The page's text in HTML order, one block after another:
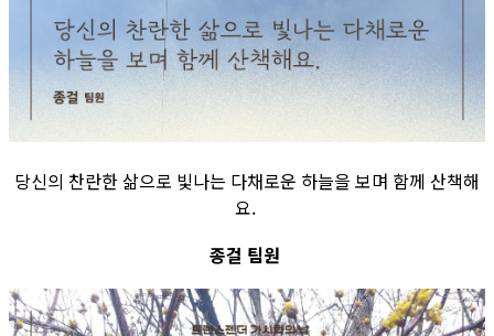
당신의 찬란한 삶으로 빛나는 다채로운 하늘을 보며 함께 산책해
요.
종걸 팀원